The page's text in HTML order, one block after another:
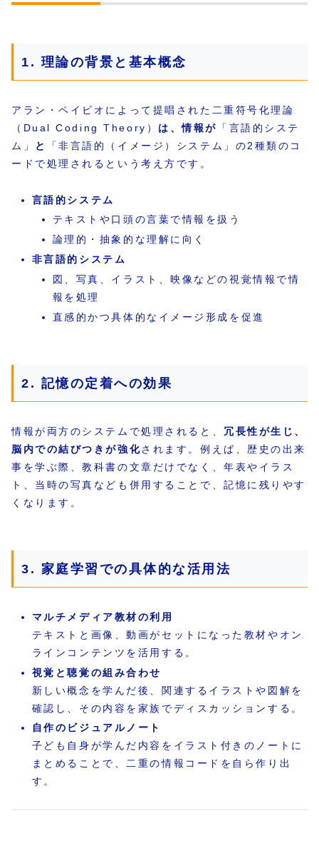
1. 理論の背景と基本概念
アラン・ペイビオによって提唱された二重符号化理論
（Dual Coding Theory） は、情報が
「言語的システ
ム」
と
「非言語的（イメージ）システム」の2種類のコ
ードで処理されるという考え方です。
言語的システム
テキストや口頭の言葉で情報を扱う
論理的・抽象的な理解に向く
非言語的システム
図、写真、イラスト、映像などの視覚情報で情
報を処理
直感的かつ具体的なイメージ形成を促進
2. 記憶の定着への効果
情報が両方のシステムで処理されると、 冗長性が生じ、
脳内での結びつきが強化されます。例えば、歴史の出来
事を学ぶ際、教科書の文章だけでなく、年表やイラス
ト、当時の写真なども併用することで、記憶に残りやす
くなります。
3. 家庭学習での具体的な活用法
マルチメディア教材の利用
テキストと画像、動画がセットになった教材やオン
ラインコンテンツを活用する。
視覚と聴覚の組み合わせ
新しい概念を学んだ後、関連するイラストや図解を
確認し、その内容を家族でディスカッションする。
自作のビジュアルノート
子ども自身が学んだ内容をイラスト付きのノートに
まとめることで、二重の情報コードを自ら作り出
す。